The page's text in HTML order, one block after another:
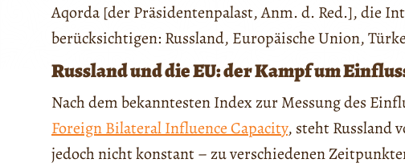
Aqorda [der Präsidentenpalast, Anm. d. Red.], die
berücksichtigen: Russland, Europäische Union,
Russland und die EU: der Kampf um
Nach dem bekanntesten Index zur Messung des
Foreign Bilateral Influence Capacity, steht Russland
jedoch nicht konstant – zu verschiedenen